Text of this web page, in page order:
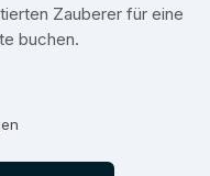
Zauberer für eine
buchen.